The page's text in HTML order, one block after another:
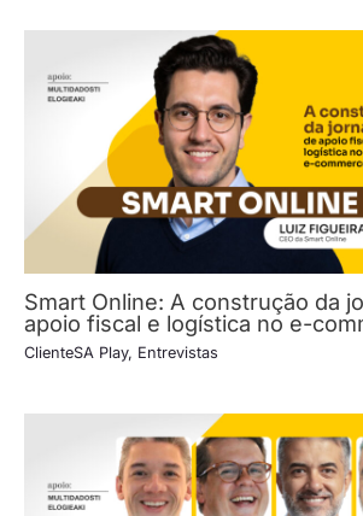
Smart Online: A construção da
apoio fiscal e logística no e-
ClienteSA Play, Entrevistas